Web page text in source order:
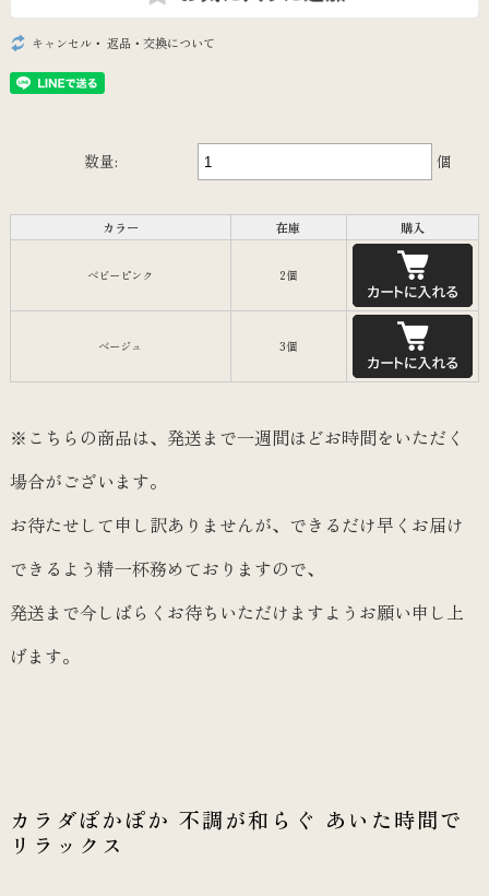
キャンセル・ 返品・交換について
数量: 個
カラー 在庫 購入
ベビーピンク 2個
ベージュ 3個
※こちらの商品は、発送まで一週間ほどお時間をいただく
場合がございます。
お待たせして申し訳ありませんが、できるだけ早くお届け
できるよう精一杯務めておりますので、
発送まで今しばらくお待ちいただけますようお願い申し上
げます。
カラダぽかぽか 不調が和らぐ あいた時間で
リラックス